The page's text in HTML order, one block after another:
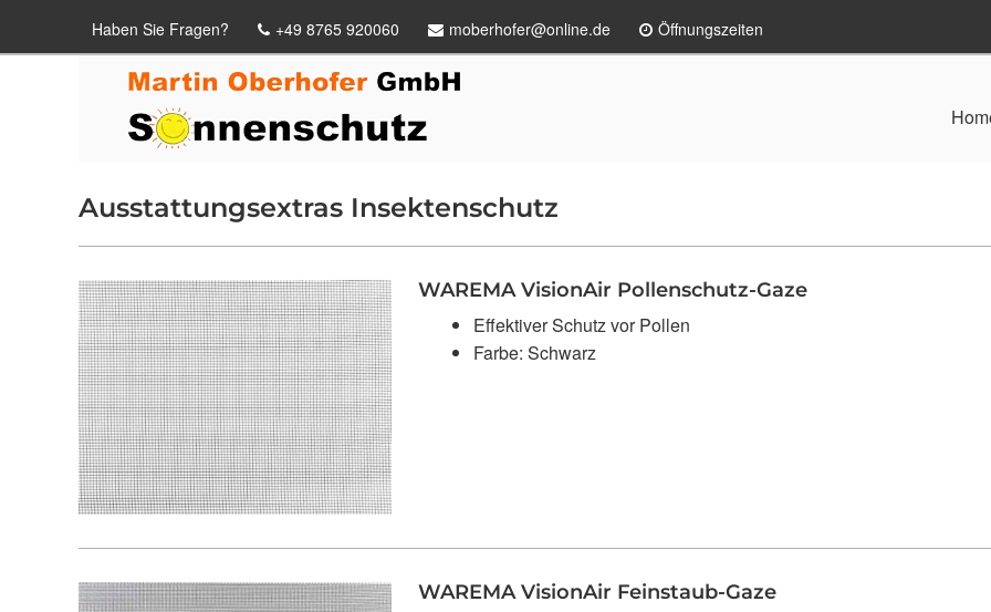
Haben Sie Fragen? +49 8765 920060 moberhofer@online.de Öffnungszeiten
Ausstattungsextras Insektenschutz
WAREMA VisionAir Pollenschutz-Gaze
Effektiver Schutz vor Pollen
Farbe: Schwarz
WAREMA VisionAir Feinstaub-Gaze